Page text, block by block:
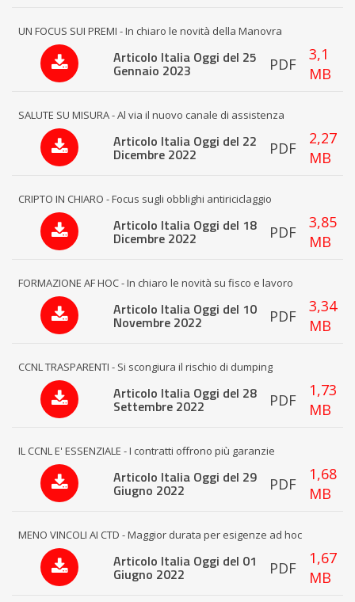
UN FOCUS SUI PREMI - In chiaro le novità della Manovra
Articolo Italia Oggi del 25
Gennaio 2023 PDF
3,1
MB
SALUTE SU MISURA - Al via il nuovo canale di assistenza
Articolo Italia Oggi del 22
Dicembre 2022 PDF
2,27
MB
CRIPTO IN CHIARO - Focus sugli obblighi antiriciclaggio
Articolo Italia Oggi del 18
Dicembre 2022 PDF
3,85
MB
FORMAZIONE AF HOC - In chiaro le novità su fisco e lavoro
Articolo Italia Oggi del 10
Novembre 2022 PDF
3,34
MB
CCNL TRASPARENTI - Si scongiura il rischio di dumping
Articolo Italia Oggi del 28
Settembre 2022 PDF
1,73
MB
IL CCNL E' ESSENZIALE - I contratti offrono più garanzie
Articolo Italia Oggi del 29
Giugno 2022 PDF
1,68
MB
MENO VINCOLI AI CTD - Maggior durata per esigenze ad hoc
Articolo Italia Oggi del 01
Giugno 2022 PDF
1,67
MB